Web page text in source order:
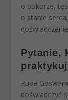
o pokorze,
o stanie
Pytanie,
Rupa
doświadczyć